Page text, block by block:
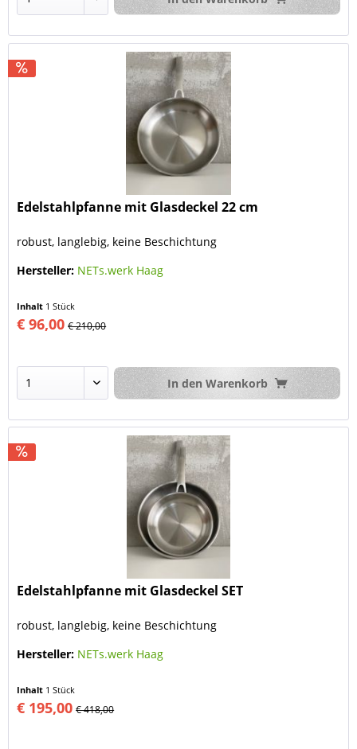
Edelstahlpfanne mit Glasdeckel 22 cm
robust, langlebig, keine Beschichtung
Hersteller: NETs.werk Haag
Inhalt 1 Stück
€ 96,00 € 210,00
In den Warenkorb
Edelstahlpfanne mit Glasdeckel SET
robust, langlebig, keine Beschichtung
Hersteller: NETs.werk Haag
Inhalt 1 Stück
€ 195,00 € 418,00